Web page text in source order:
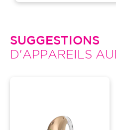
SUGGESTIONS
D'APPAREILS